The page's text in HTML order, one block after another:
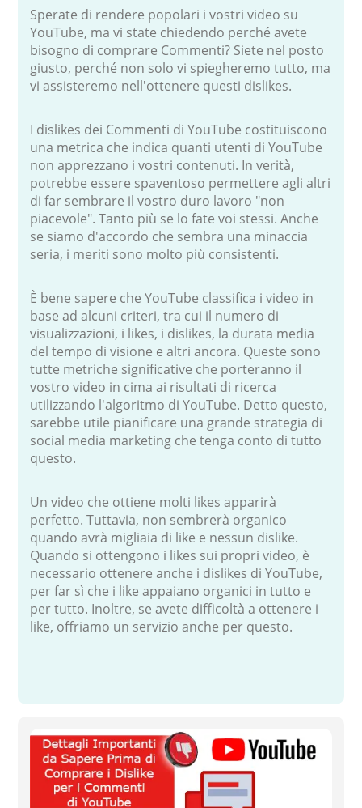
Sperate di rendere popolari i vostri video su
YouTube, ma vi state chiedendo perché avete
bisogno di comprare Commenti? Siete nel posto
giusto, perché non solo vi spiegheremo tutto, ma
vi assisteremo nell'ottenere questi dislikes.
I dislikes dei Commenti di YouTube costituiscono
una metrica che indica quanti utenti di YouTube
non apprezzano i vostri contenuti. In verità,
potrebbe essere spaventoso permettere agli altri
di far sembrare il vostro duro lavoro "non
piacevole". Tanto più se lo fate voi stessi. Anche
se siamo d'accordo che sembra una minaccia
seria, i meriti sono molto più consistenti.
È bene sapere che YouTube classifica i video in
base ad alcuni criteri, tra cui il numero di
visualizzazioni, i likes, i dislikes, la durata media
del tempo di visione e altri ancora. Queste sono
tutte metriche significative che porteranno il
vostro video in cima ai risultati di ricerca
utilizzando l'algoritmo di YouTube. Detto questo,
sarebbe utile pianificare una grande strategia di
social media marketing che tenga conto di tutto
questo.
Un video che ottiene molti likes apparirà
perfetto. Tuttavia, non sembrerà organico
quando avrà migliaia di like e nessun dislike.
Quando si ottengono i likes sui propri video, è
necessario ottenere anche i dislikes di YouTube,
per far sì che i like appaiano organici in tutto e
per tutto. Inoltre, se avete difficoltà a ottenere i
like, offriamo un servizio anche per questo.